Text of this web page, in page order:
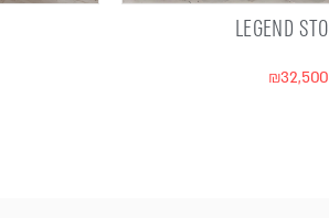
₪32,500